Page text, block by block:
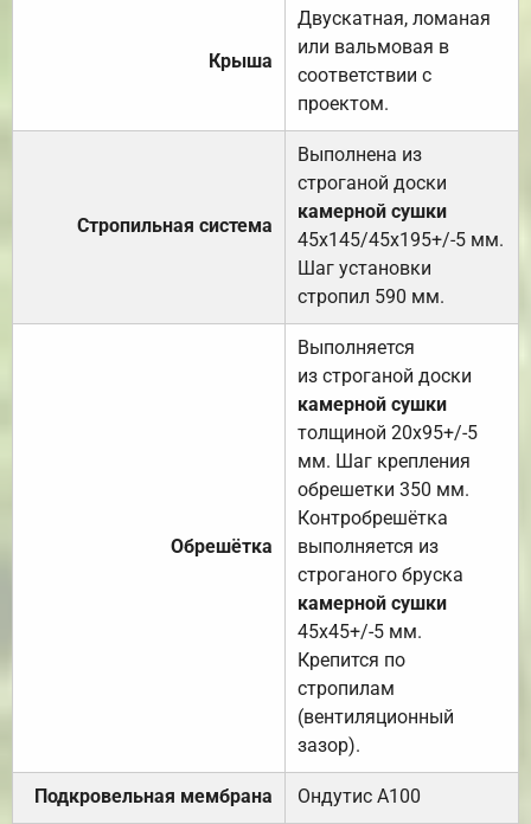
Крыша
Двускатная, ломаная
или вальмовая в
соответствии с
проектом.
Стропильная система
Выполнена из
строганой доски
камерной сушки
45х145/45х195+/-5 мм.
Шаг установки
стропил 590 мм.
Обрешётка
Выполняется
из строганой доски
камерной сушки
толщиной 20х95+/-5
мм. Шаг крепления
обрешетки 350 мм.
Контробрешётка
выполняется из
строганого бруска
камерной сушки
45х45+/-5 мм.
Крепится по
стропилам
(вентиляционный
зазор).
Подкровельная мембрана Ондутис А100